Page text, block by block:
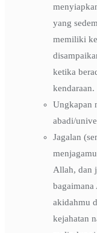
yang
memiliki
ketika
kendaraan.
Ungkapan
abadi/
Jagalan
Allah, dan
bagaimana
akidahmu
kejahatan